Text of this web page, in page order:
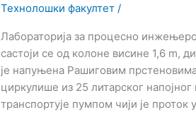
Технолошки факултет /
Лабораторија за процесно
састоји се од колоне висине 1,6 m,
је напуњена Рашиговим
циркулише из 25 литарског
транспортује пумпом чији је проток
Енглеска